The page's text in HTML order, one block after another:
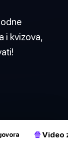
🍿 Video
i kvizova,